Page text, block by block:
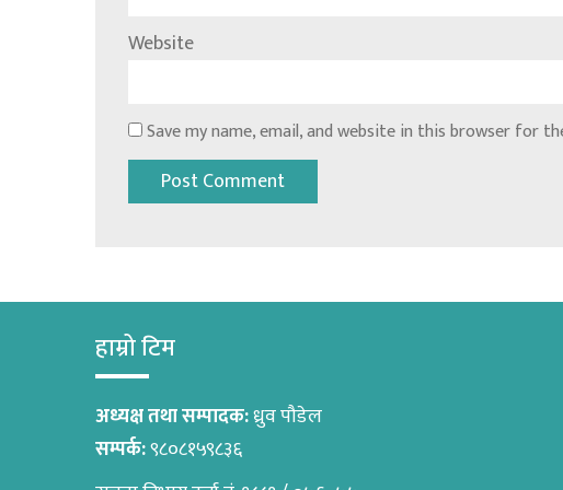
Website
Save my name, email, and website in this browser for
हाम्रो टिम
अध्यक्ष तथा सम्पादक:ध्रुव पौडेल
सम्पर्क:९८०८१५९८३६